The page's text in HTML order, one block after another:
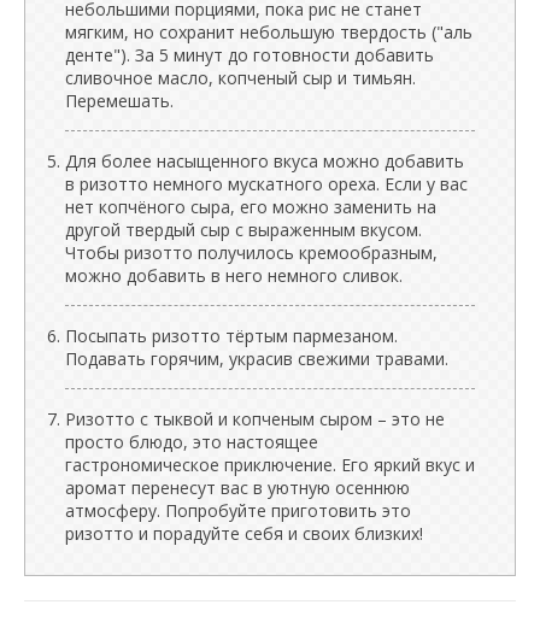
небольшими порциями, пока рис не станет
мягким, но сохранит небольшую твердость ("аль
денте"). За 5 минут до готовности добавить
сливочное масло, копченый сыр и тимьян.
Перемешать.
Для более насыщенного вкуса можно добавить
в ризотто немного мускатного ореха. Если у вас
нет копчёного сыра, его можно заменить на
другой твердый сыр с выраженным вкусом.
Чтобы ризотто получилось кремообразным,
можно добавить в него немного сливок.
Посыпать ризотто тёртым пармезаном.
Подавать горячим, украсив свежими травами.
Ризотто с тыквой и копченым сыром – это не
просто блюдо, это настоящее
гастрономическое приключение. Его яркий вкус и
аромат перенесут вас в уютную осеннюю
атмосферу. Попробуйте приготовить это
ризотто и порадуйте себя и своих близких!